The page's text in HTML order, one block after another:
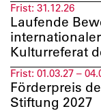
Frist: 31.12.26
Laufende
Kulturreferat
Frist: 01.03.27 –
Förderpreis
Stiftung 2027